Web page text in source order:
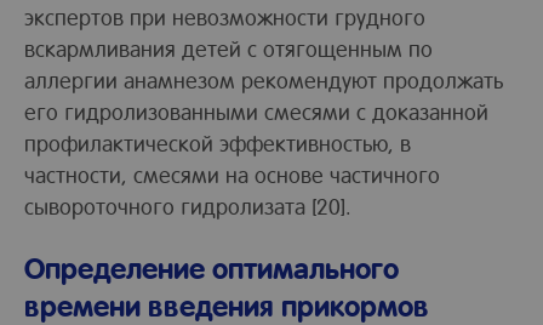
экспертов при невозможности грудного
вскармливания детей с отягощенным по
аллергии анамнезом рекомендуют продолжать
его гидролизованными смесями с доказанной
профилактической эффективностью, в
частности, смесями на основе частичного
сывороточного гидролизата [20].
Определение оптимального
времени введения прикормов